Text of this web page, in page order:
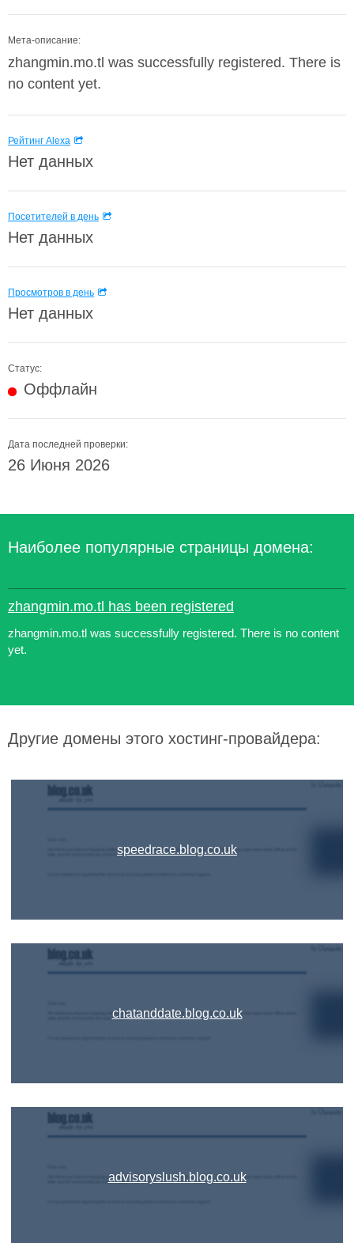
Мета-описание:
zhangmin.mo.tl was successfully registered. There is
no content yet.
Рейтинг Alexa
Нет данных
Посетителей в день
Нет данных
Просмотров в день
Нет данных
Статус:
Оффлайн
Дата последней проверки:
26 Июня 2026
Наиболее популярные страницы домена:
zhangmin.mo.tl has been registered
zhangmin.mo.tl was successfully registered. There is no content
yet.
Другие домены этого хостинг-провайдера:
speedrace.blog.co.uk
chatanddate.blog.co.uk
advisoryslush.blog.co.uk